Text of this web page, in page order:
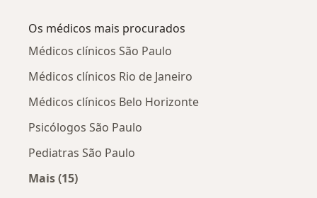
Os médicos mais procurados
Médicos clínicos São Paulo
Médicos clínicos Rio de Janeiro
Médicos clínicos Belo Horizonte
Psicólogos São Paulo
Pediatras São Paulo
Mais (15)